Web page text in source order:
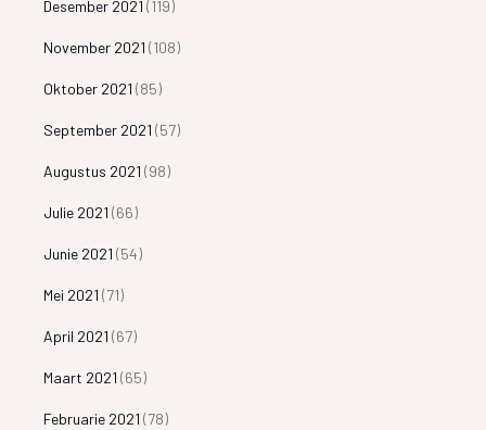
Desember 2021 (119)
November 2021 (108)
Oktober 2021 (85)
September 2021 (57)
Augustus 2021 (98)
Julie 2021 (66)
Junie 2021 (54)
Mei 2021 (71)
April 2021 (67)
Maart 2021 (65)
Februarie 2021 (78)